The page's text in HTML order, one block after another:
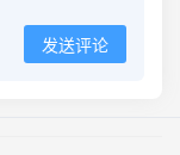
发送评论